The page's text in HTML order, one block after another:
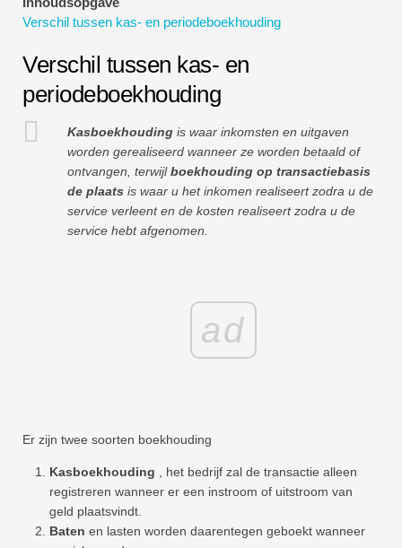
Tutorials voor financiële modellering
Volledige vorm
Tutorials voor risicobeheer
Verschil tussen kas- en periodeboekhouding
Verschil tussen kas- en
periodeboekhouding
Kasboekhouding is waar inkomsten en uitgaven
worden gerealiseerd wanneer ze worden betaald of
ontvangen, terwijlboekhouding op transactiebasis
de plaats is waar u het inkomen realiseert zodra u de
service verleent en de kosten realiseert zodra u de
service hebt afgenomen.
ad
Er zijn twee soorten boekhouding
Kasboekhouding , het bedrijf zal de transactie alleen
registreren wanneer er een instroom of uitstroom van
geld plaatsvindt.
Baten en lasten worden daarentegen geboekt wanneer